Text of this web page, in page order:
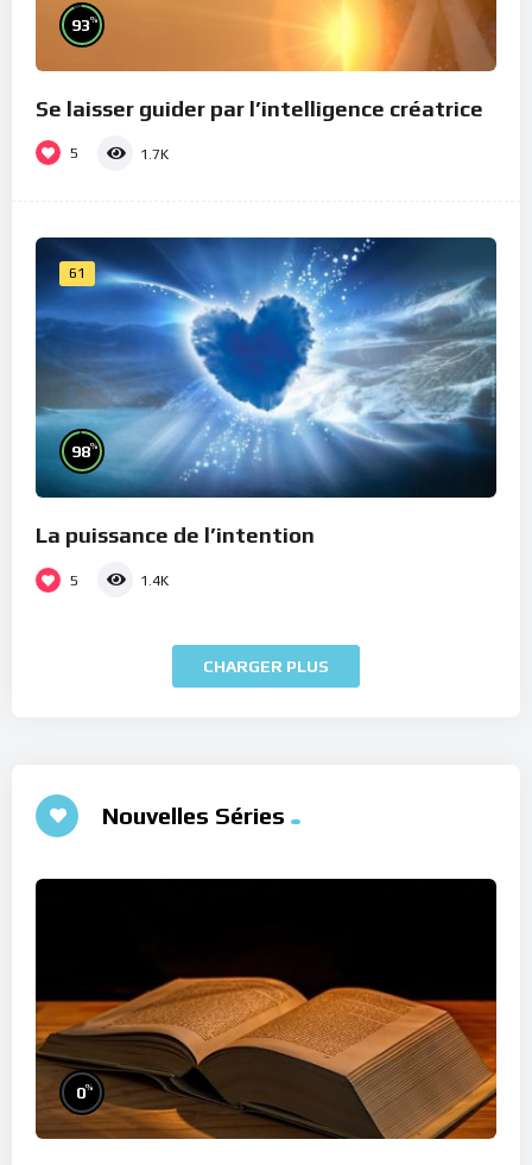
93%
Se laisser guider par l’intelligence créatrice
5 1.7K
61
98%
La puissance de l’intention
5 1.4K
CHARGER PLUS
Nouvelles Séries
0%